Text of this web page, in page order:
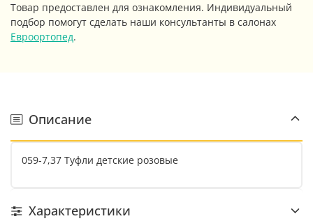
Товар предоставлен для ознакомления. Индивидуальный
подбор помогут сделать наши консультанты в салонах
Евроортопед.
Описание
059-7,37 Туфли детские розовые
Характеристики